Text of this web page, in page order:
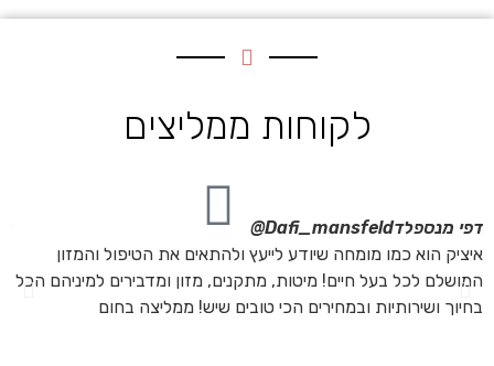
לקוחות ממליצים
דפי מנספלדDafi_mansfeld@
איציק הוא כמו מומחה שיודע לייעץ ולהתאים את הטיפול והמזון
המושלם לכל בעל חיים! מיטות, מתקנים, מזון ומדבירים למיניהם הכל
בחיוך ושירותיות ובמחירים הכי טובים שיש! ממליצה בחום